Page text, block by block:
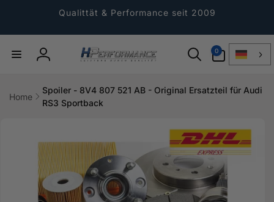
Qualittät & Performance seit 2009
Einloggen
0
Artikel
Home
Spoiler - 8V4 807 521 AB - Original Ersatzteil für Audi
RS3 Sportback